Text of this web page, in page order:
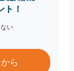
ト！
い
ら